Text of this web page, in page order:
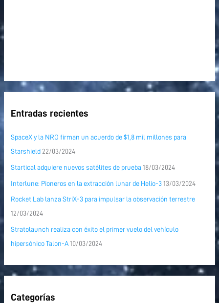
Entradas recientes
SpaceX y la NRO firman un acuerdo de $1,8 mil millones para
Starshield 22/03/2024
Startical adquiere nuevos satélites de prueba 18/03/2024
Interlune: Pioneros en la extracción lunar de Helio-3 13/03/2024
Rocket Lab lanza StriX-3 para impulsar la observación terrestre
12/03/2024
Stratolaunch realiza con éxito el primer vuelo del vehículo
hipersónico Talon-A 10/03/2024
Categorías